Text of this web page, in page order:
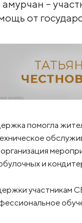
амурчан –
от
помогла
и
участникам